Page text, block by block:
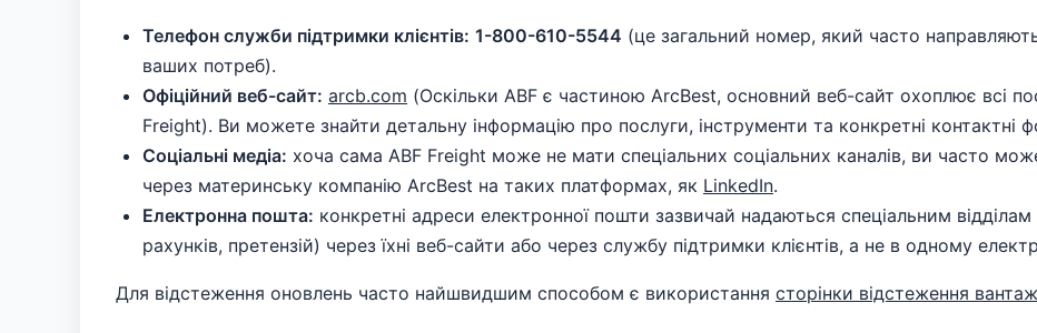
Телефон служби підтримки клієнтів: 1-800-610-5544 (це загальний номер, який часто направляють
ваших потреб).
Офіційний веб-сайт: arcb.com (Оскільки ABF є частиною ArcBest, основний веб-сайт охоплює всі
Freight). Ви можете знайти детальну інформацію про послуги, інструменти та конкретні контактні
Соціальні медіа: хоча сама ABF Freight може не мати спеціальних соціальних каналів, ви часто
через материнську компанію ArcBest на таких платформах, як LinkedIn.
Електронна пошта: конкретні адреси електронної пошти зазвичай надаються спеціальним
рахунків, претензій) через їхні веб-сайти або через службу підтримки клієнтів, а не в одному
Для відстеження оновлень часто найшвидшим способом є використання сторінки відстеження